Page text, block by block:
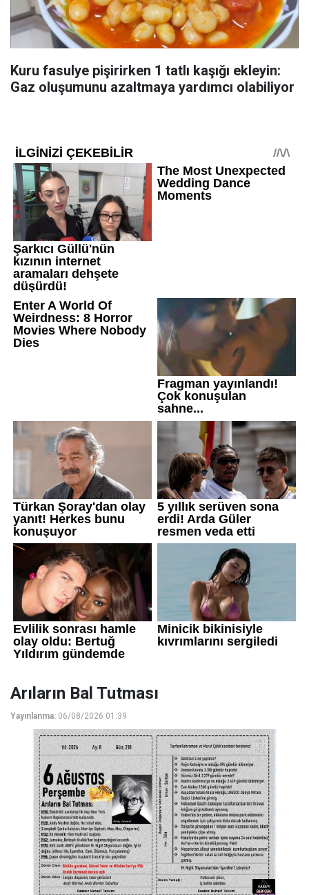
Kuru fasulye pişirirken 1 tatlı kaşığı ekleyin:
Gaz oluşumunu azaltmaya yardımcı olabiliyor
Arıların Bal Tutması
Yayınlanma: 06/08/2026 01:39